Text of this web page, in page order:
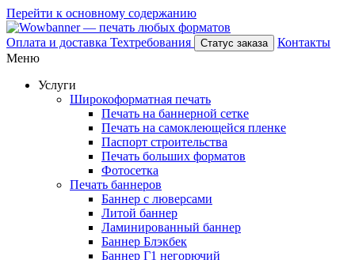
Перейти к основному содержанию
Оплата и доставка Техтребования Статус заказа
Контакты
Меню
Услуги
Широкоформатная печать
Печать на баннерной сетке
Печать на самоклеющейся пленке
Паспорт строительства
Печать больших форматов
Фотосетка
Печать баннеров
Баннер с люверсами
Литой баннер
Ламинированный баннер
Баннер Блэкбек
Баннер Г1 негорючий